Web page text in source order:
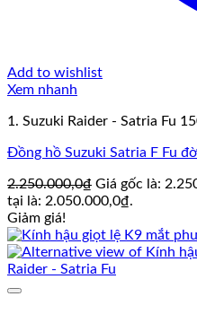
Add to wishlist
Xem nhanh
1. Suzuki Raider - Satria Fu
Đồng hồ Suzuki Satria F Fu
2.250.000,0₫ Giá gốc là:
tại là: 2.050.000,0₫.
Giảm giá!